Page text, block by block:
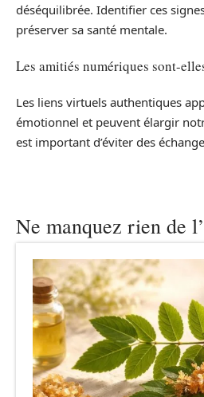
déséquilibrée. Identifier ces
préserver sa santé mentale.
Les amitiés numériques sont-
Les liens virtuels authentiques
émotionnel et peuvent élargir
est important d’éviter des
Ne manquez rien de